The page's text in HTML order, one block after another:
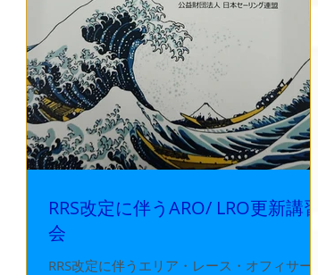
RRS改定に伴うARO/ LRO更新講習
会
RRS改定に伴うエリア・レース・オフィサー